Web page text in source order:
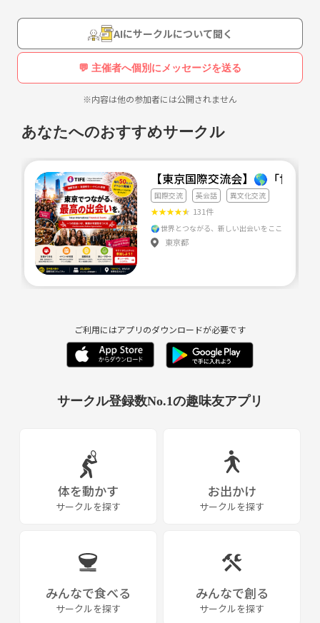
ボードゲーム会などを開催しているので
お気軽にご参加ください✨
会場となるBAR G.O.A.T.（ゴート）新宿西口店は
2023年2月に New Openしたばかり！
店内にあるカラオケ、ダーツ、TVゲームなどは
イベント時間中は全て遊び放題！
自由に使って楽しいひとときをお過ごし下さい🥰
AIにサークルについて聞く
💬 主催者へ個別にメッセージを送る
※内容は他の参加者には公開されません
あなたへのおすすめサークル
【東京国際交流会】🌎「世界
国際交流 英会話 異文化交流
★★★★★ 131件
東京都
ご利用にはアプリのダウンロードが必要です
サークル登録数No.1の趣味友アプリ
体を動かす
サークルを探す
お出かけ
サークルを探す
みんなで食べる
サークルを探す
みんなで創る
サークルを探す